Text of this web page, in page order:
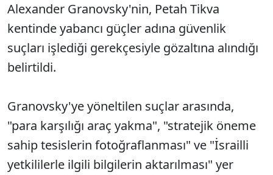
Alexander Granovsky'nin, Petah Tikva
kentinde yabancı güçler adına güvenlik
suçları işlediği gerekçesiyle gözaltına alındığı
belirtildi.
Granovsky'ye yöneltilen suçlar arasında,
"para karşılığı araç yakma", "stratejik öneme
sahip tesislerin fotoğraflanması" ve "İsrailli
yetkililerle ilgili bilgilerin aktarılması" yer